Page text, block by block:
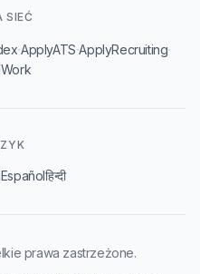
SIEĆ
·ApplyATS·ApplyRecruiting·
Españolहिन्दी
prawa zastrzeżone.